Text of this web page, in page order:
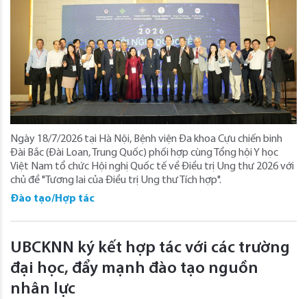
Ngày 18/7/2026 tại Hà Nội, Bệnh viện Đa khoa Cựu chiến binh
Đài Bắc (Đài Loan, Trung Quốc) phối hợp cùng Tổng hội Y học
Việt Nam tổ chức Hội nghị Quốc tế về Điều trị Ung thư 2026 với
chủ đề "Tương lai của Điều trị Ung thư Tích hợp".
Đào tạo/Hợp tác
UBCKNN ký kết hợp tác với các trường
đại học, đẩy mạnh đào tạo nguồn
nhân lực